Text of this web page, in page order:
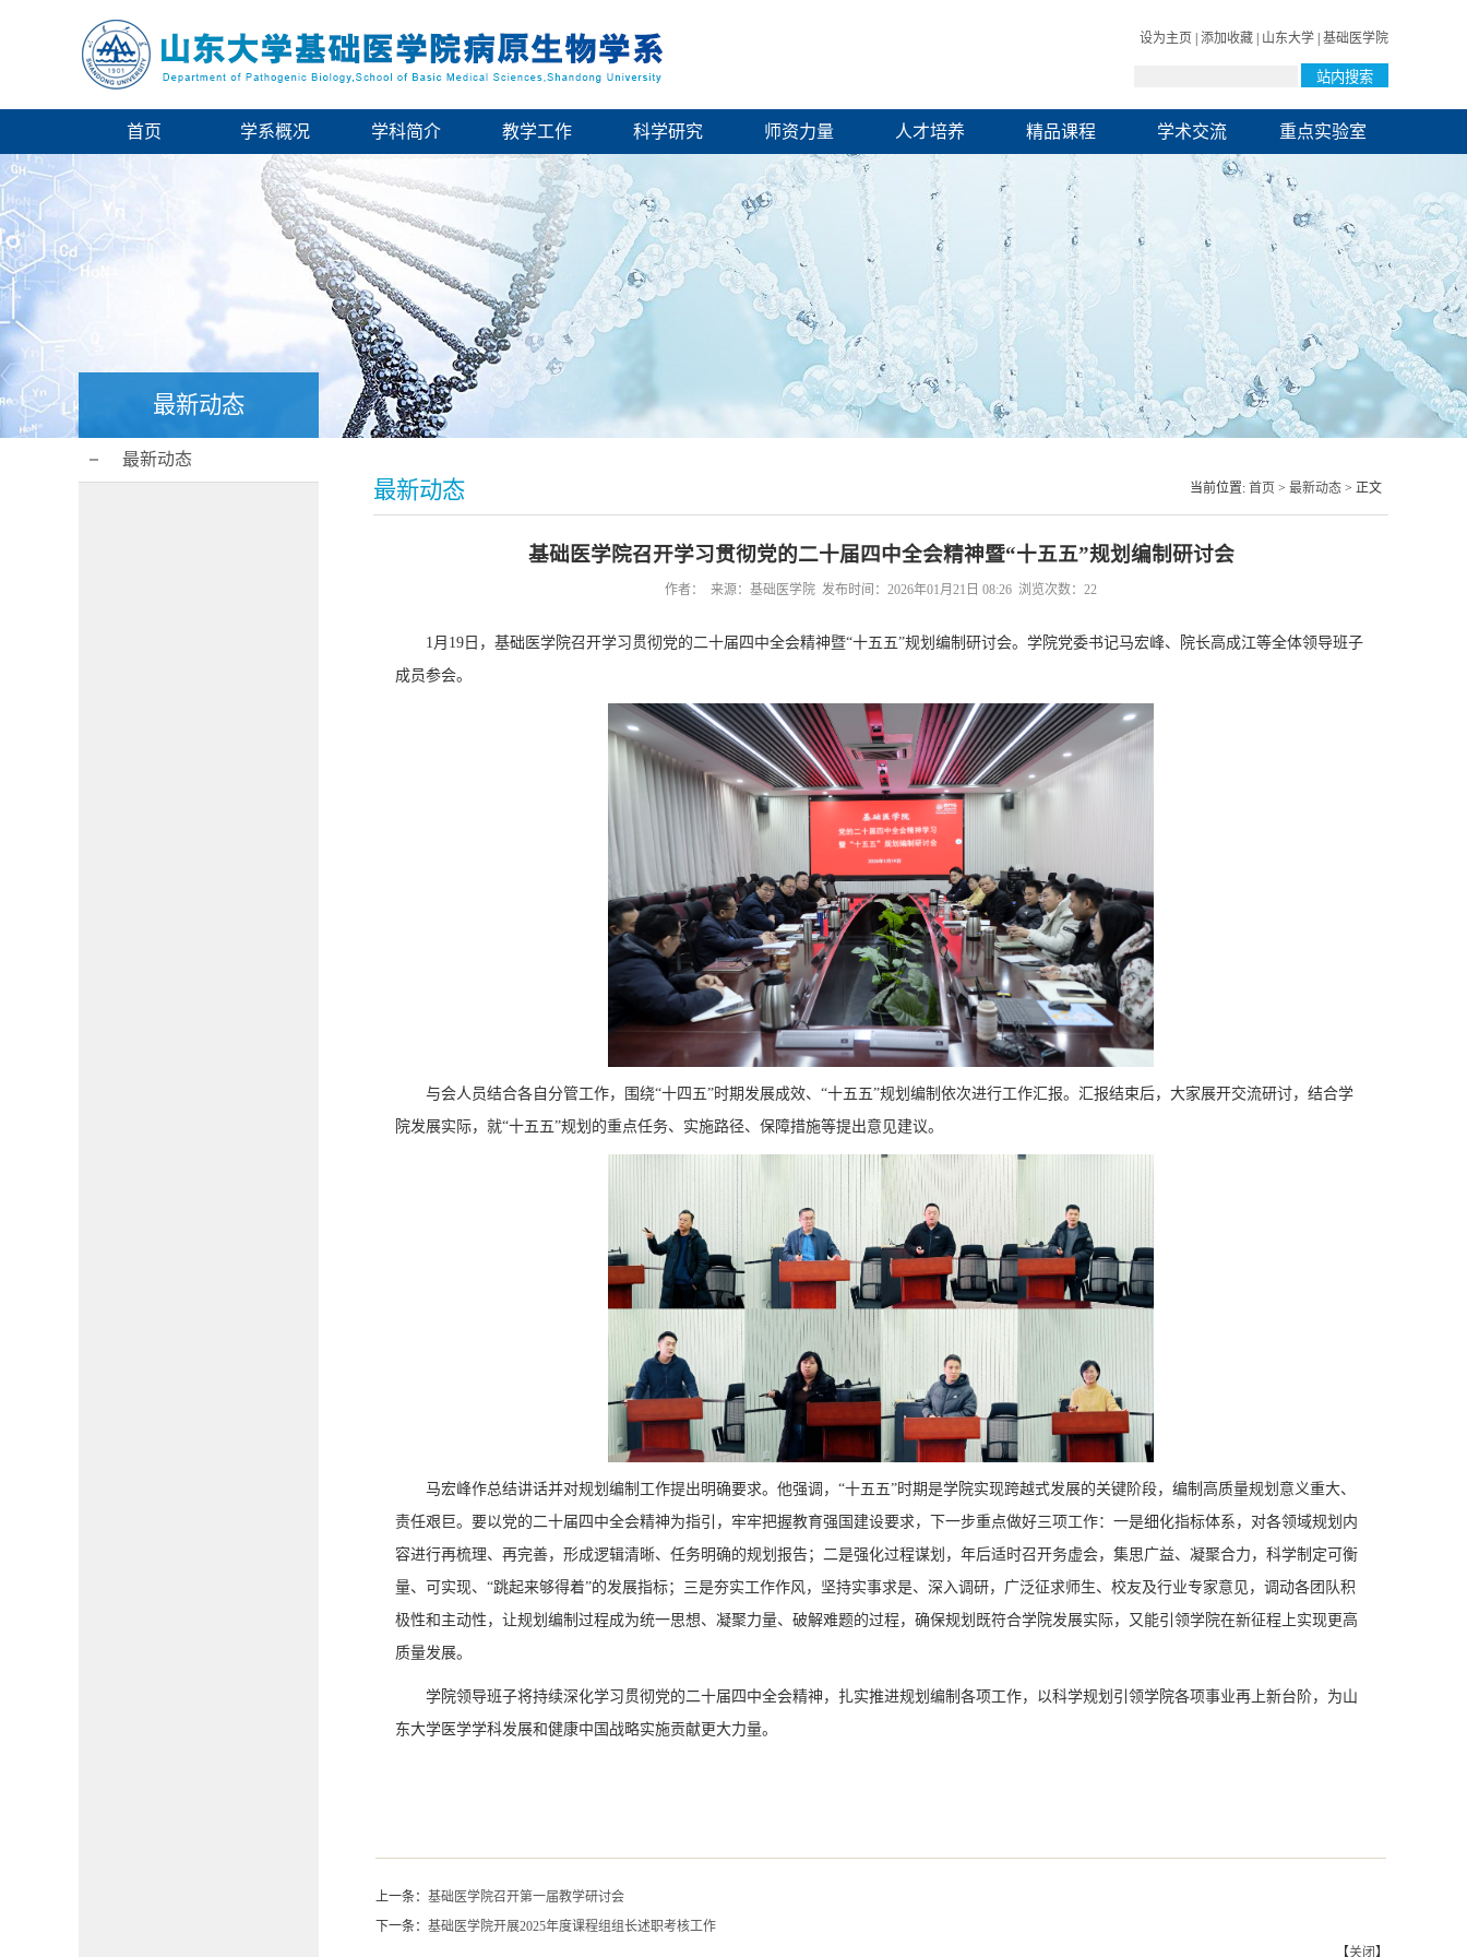
设为主页 添加收藏 山东大学 基础医学院
首页 学系概况 学科简介 教学工作 科学研究 师资力量 人才培养 精品课程 学术交流 重点实验室
最新动态
最新动态
最新动态 当前位置: 首页 > 最新动态 > 正文
基础医学院召开学习贯彻党的二十届四中全会精神暨“十五五”规划编制研讨会
作者： 来源：基础医学院 发布时间：2026年01月21日 08:26 浏览次数： 22
1月19日，基础医学院召开学习贯彻党的二十届四中全会精神暨“十五五”规划编制研讨会。学院党委书记马宏峰、院长高成江等全体领导班子
成员参会。
与会人员结合各自分管工作，围绕“十四五”时期发展成效、“十五五”规划编制依次进行工作汇报。汇报结束后，大家展开交流研讨，结合学
院发展实际，就“十五五”规划的重点任务、实施路径、保障措施等提出意见建议。
马宏峰作总结讲话并对规划编制工作提出明确要求。他强调，“十五五”时期是学院实现跨越式发展的关键阶段，编制高质量规划意义重大、
责任艰巨。要以党的二十届四中全会精神为指引，牢牢把握教育强国建设要求，下一步重点做好三项工作：一是细化指标体系，对各领域规划内
容进行再梳理、再完善，形成逻辑清晰、任务明确的规划报告；二是强化过程谋划，年后适时召开务虚会，集思广益、凝聚合力，科学制定可衡
量、可实现、“跳起来够得着”的发展指标；三是夯实工作作风，坚持实事求是、深入调研，广泛征求师生、校友及行业专家意见，调动各团队积
极性和主动性，让规划编制过程成为统一思想、凝聚力量、破解难题的过程，确保规划既符合学院发展实际，又能引领学院在新征程上实现更高
质量发展。
学院领导班子将持续深化学习贯彻党的二十届四中全会精神，扎实推进规划编制各项工作，以科学规划引领学院各项事业再上新台阶，为山
东大学医学学科发展和健康中国战略实施贡献更大力量。
上一条： 基础医学院召开第一届教学研讨会
下一条： 基础医学院开展2025年度课程组组长述职考核工作
【关闭】